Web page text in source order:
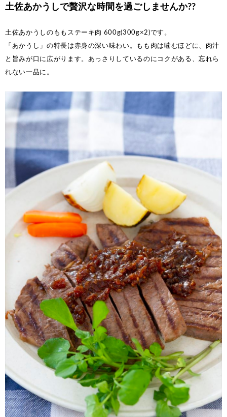
土佐あかうしで贅沢な時間を過ごしませんか??
土佐あかうしのももステーキ肉 600g(300g×2)です。
「あかうし」の特長は赤身の深い味わい。もも肉は噛むほどに、肉汁
と旨みが口に広がります。あっさりしているのにコクがある、忘れら
れない一品に。